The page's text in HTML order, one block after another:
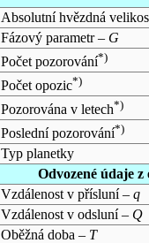
Absolutní hvězdná
Fázový parametr – G
Počet pozorování*)
Počet opozic*)
Pozorována v letech*)
Poslední pozorování*)
Typ planetky
Odvozené údaje
Vzdálenost v přísluní – q
Vzdálenost v odsluní – Q
Oběžná doba – T